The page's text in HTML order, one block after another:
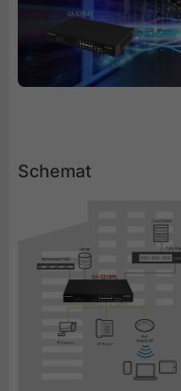
Schemat